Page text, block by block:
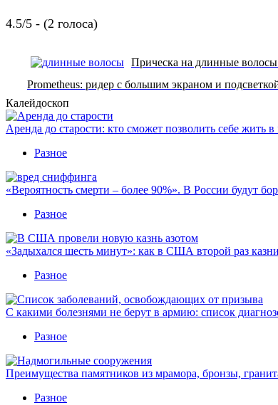
4.5/5 - (2 голоса)
Прическа на длинные
Prometheus: ридер с большим экраном и
Калейдоскоп
Аренда до старости: кто сможет позволить себе жить в
Разное
«Вероятность смерти – более 90%». В России будут
Разное
«Задыхался шесть минут»: как в США второй раз
Разное
С какими болезнями не берут в армию: список
Разное
Преимущества памятников из мрамора, бронзы,
Разное